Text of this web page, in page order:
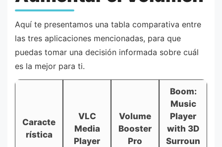
Aquí te presentamos una tabla comparativa entre
las tres aplicaciones mencionadas, para que
puedas tomar una decisión informada sobre cuál
es la mejor para ti.
Caracte
rística
VLC
Media
Player
Volume
Booster
Pro
Boom:
Music
Player
with 3D
Surroun